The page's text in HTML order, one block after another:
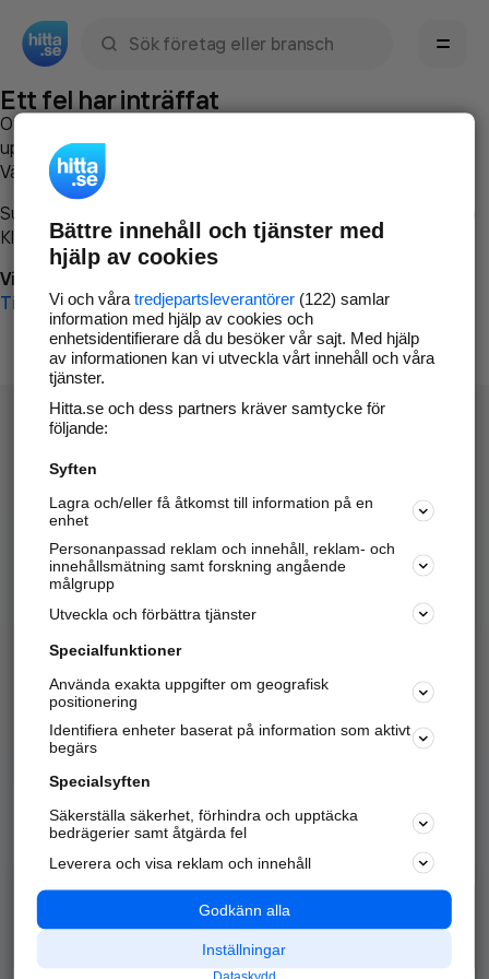
Ett fel har inträffat
Om du vill kan du
uppstod så att vi lättare och snabbare kan avhjälpa det.
Vänligen försök med följande:
Surfa till
Klicka påTillbaka-knappen i webbläsaren och försök igen
Vi beklagar besväret!
Till startsidan
Hitta.se - Gratis nummerupplysning.
Sök företag, personer och platser.
Hitta telefonnummer, adresser, företagsinfo mm.
Marknadsför företaget
Kom igång och annonsera mot
samarbetspartners nära dig.
Alla kategorier
Populära sökningar
API & Kartor
Annonsera
Integritet
Nödnummer
Bättre innehåll och tjänster med
hjälp av cookies
Vi och våra tredjepartsleverantörer(122) samlar
information med hjälp av cookies och
enhetsidentifierare då du besöker vår sajt. Med hjälp
av informationen kan vi utveckla vårt innehåll och våra
tjänster.
Hitta.se och dess partners kräver samtycke för
följande:
Syften
Lagra och/eller få åtkomst till information på en
enhet
Personanpassad reklam och innehåll, reklam- och
innehållsmätning samt forskning angående
målgrupp
Utveckla och förbättra tjänster
Specialfunktioner
Använda exakta uppgifter om geografisk
positionering
Identifiera enheter baserat på information som aktivt
begärs
Specialsyften
Säkerställa säkerhet, förhindra och upptäcka
bedrägerier samt åtgärda fel
Leverera och visa reklam och innehåll
Godkänn alla
Inställningar
Dataskydd